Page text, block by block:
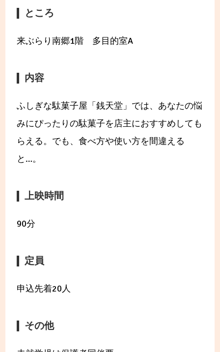
ところ
来ぶらり南郷1階 多目的室A
内容
ふしぎな駄菓子屋「銭天堂」では、あなたの悩
みにぴったりの駄菓子を店主におすすめしても
らえる。でも、食べ方や使い方を間違える
と…。
上映時間
90分
定員
申込先着20人
その他